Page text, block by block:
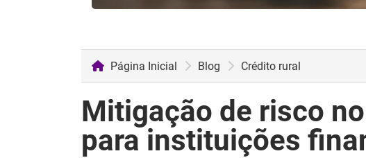
Página Inicial Blog Crédito rural
Mitigação de risco
para instituições